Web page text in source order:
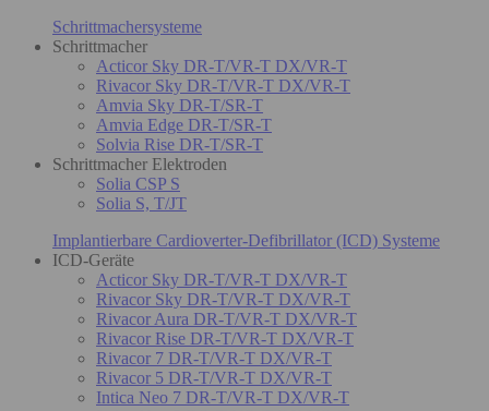
Schrittmachersysteme
Schrittmacher
Acticor Sky DR-T/VR-T DX/VR-T
Rivacor Sky DR-T/VR-T DX/VR-T
Amvia Sky DR-T/SR-T
Amvia Edge DR-T/SR-T
Solvia Rise DR-T/SR-T
Schrittmacher Elektroden
Solia CSP S
Solia S, T/JT
Implantierbare Cardioverter-Defibrillator (ICD) Systeme
ICD-Geräte
Acticor Sky DR-T/VR-T DX/VR-T
Rivacor Sky DR-T/VR-T DX/VR-T
Rivacor Aura DR-T/VR-T DX/VR-T
Rivacor Rise DR-T/VR-T DX/VR-T
Rivacor 7 DR-T/VR-T DX/VR-T
Rivacor 5 DR-T/VR-T DX/VR-T
Intica Neo 7 DR-T/VR-T DX/VR-T